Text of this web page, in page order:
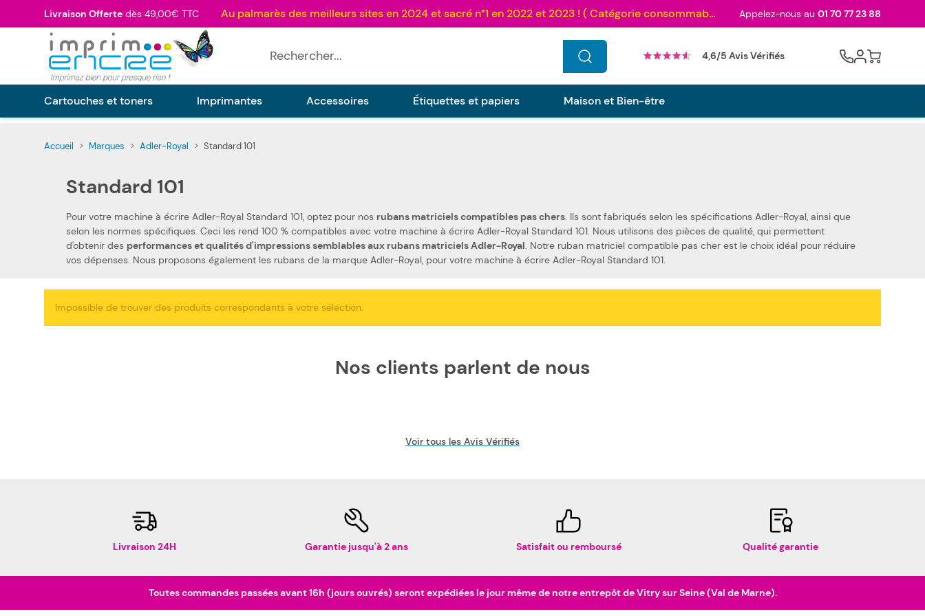
Livraison Offerte dès 49,00€ TTC Au palmarès des meilleurs sites en 2024 et sacré n°1 en 2022 et 2023 ! ( Catégorie consommables) Appelez-nous au 01 70 77 23 88
4,6/5 Avis Vérifiés Cart
Cartouches et toners Imprimantes Accessoires Étiquettes et papiers Maison et Bien-être
Accueil > Marques > Adler-Royal > Standard 101
Standard 101
Pour votre machine à écrire Adler-Royal Standard 101, optez pour nos rubans matriciels compatibles pas chers. Ils sont fabriqués selon les spécifications Adler-Royal, ainsi que
selon les normes spécifiques. Ceci les rend 100 % compatibles avec votre machine à écrire Adler-Royal Standard 101. Nous utilisons des pièces de qualité, qui permettent
d'obtenir des performances et qualités d'impressions semblables aux rubans matriciels Adler-Royal. Notre ruban matriciel compatible pas cher est le choix idéal pour réduire
vos dépenses. Nous proposons également les rubans de la marque Adler-Royal, pour votre machine à écrire Adler-Royal Standard 101.
Impossible de trouver des produits correspondants à votre sélection.
Nos clients parlent de nous
Voir tous les Avis Vérifiés
Livraison 24H Garantie jusqu'à 2 ans Satisfait ou remboursé Qualité garantie
Toutes commandes passées avant 16h (jours ouvrés) seront expédiées le jour même de notre entrepôt de Vitry sur Seine (Val de Marne).